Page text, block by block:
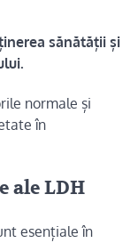
sănătății și
normale și
în
ale LDH
esențiale în